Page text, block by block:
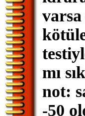
mı
not:
-50